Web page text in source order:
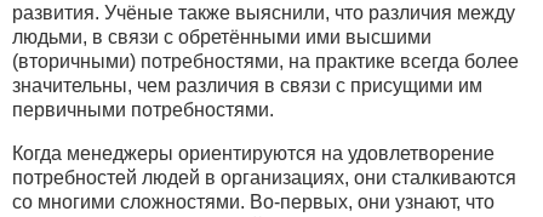
развития. Учёные также выяснили, что различия между
людьми, в связи с обретёнными ими высшими
(вторичными) потребностями, на практике всегда более
значительны, чем различия в связи с присущими им
первичными потребностями.
Когда менеджеры ориентируются на удовлетворение
потребностей людей в организациях, они сталкиваются
со многими сложностями. Во-первых, они узнают, что